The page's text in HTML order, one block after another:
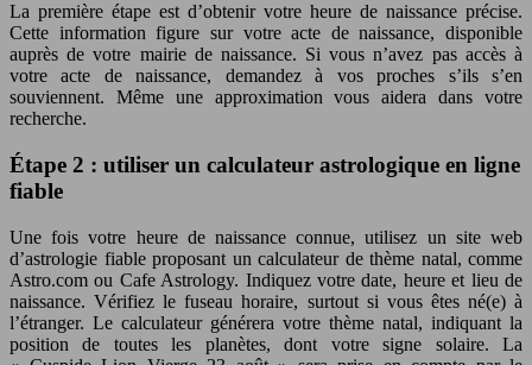
La première étape est d’obtenir votre heure de naissance précise.
Cette information figure sur votre acte de naissance, disponible
auprès de votre mairie de naissance. Si vous n’avez pas accès à
votre acte de naissance, demandez à vos proches s’ils s’en
souviennent. Même une approximation vous aidera dans votre
recherche.
Étape 2 : utiliser un calculateur astrologique en ligne
fiable
Une fois votre heure de naissance connue, utilisez un site web
d’astrologie fiable proposant un calculateur de thème natal, comme
Astro.com ou Cafe Astrology. Indiquez votre date, heure et lieu de
naissance. Vérifiez le fuseau horaire, surtout si vous êtes né(e) à
l’étranger. Le calculateur générera votre thème natal, indiquant la
position de toutes les planètes, dont votre signe solaire. La